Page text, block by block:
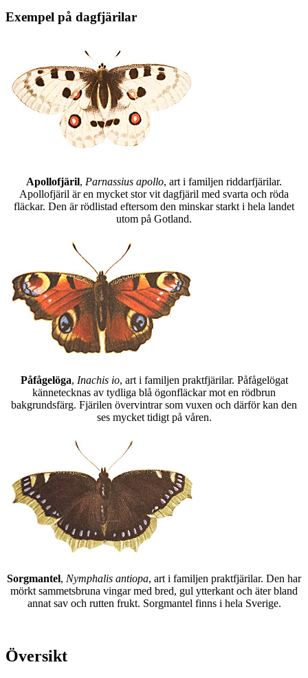
Exempel på dagfjärilar
Apollofjäril, Parnassius apollo, art i familjen riddarfjärilar.
Apollofjäril är en mycket stor vit dagfjäril med svarta och röda
fläckar. Den är rödlistad eftersom den minskar starkt i hela landet
utom på Gotland.
Påfågelöga, Inachis io, art i familjen praktfjärilar. Påfågelögat
kännetecknas av tydliga blå ögonfläckar mot en rödbrun
bakgrundsfärg. Fjärilen övervintrar som vuxen och därför kan den
ses mycket tidigt på våren.
Sorgmantel, Nymphalis antiopa, art i familjen praktfjärilar. Den har
mörkt sammetsbruna vingar med bred, gul ytterkant och äter bland
annat sav och rutten frukt. Sorgmantel finns i hela Sverige.
Översikt